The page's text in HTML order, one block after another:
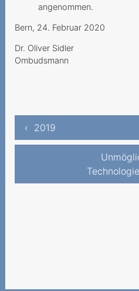
angenommen.
Bern, 24. Februar 2020
Dr. Oliver Sidler
Ombudsmann
‹ 2019
Anbieter
Neuer